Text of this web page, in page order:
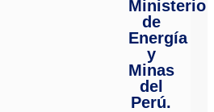
Ministerio
de
Energía
y
Minas
del
Perú.